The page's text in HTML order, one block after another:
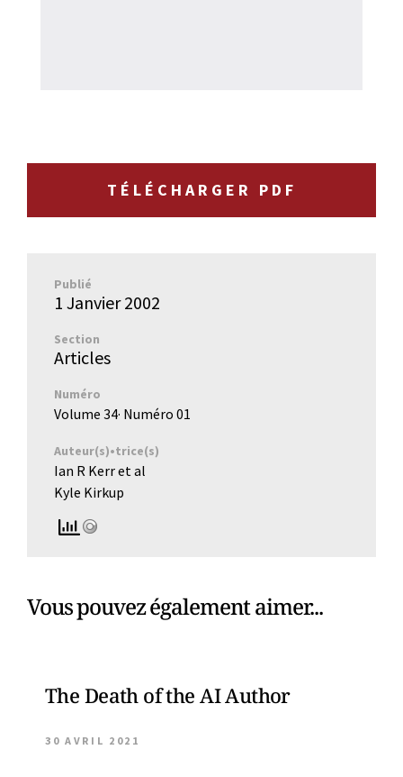
TÉLÉCHARGER PDF
Publié
1 Janvier 2002
Section
Articles
Numéro
Volume 34· Numéro 01
Auteur(s)•trice(s)
Ian R Kerr et al
Kyle Kirkup
Vous pouvez également aimer...
The Death of the AI Author
30 AVRIL 2021